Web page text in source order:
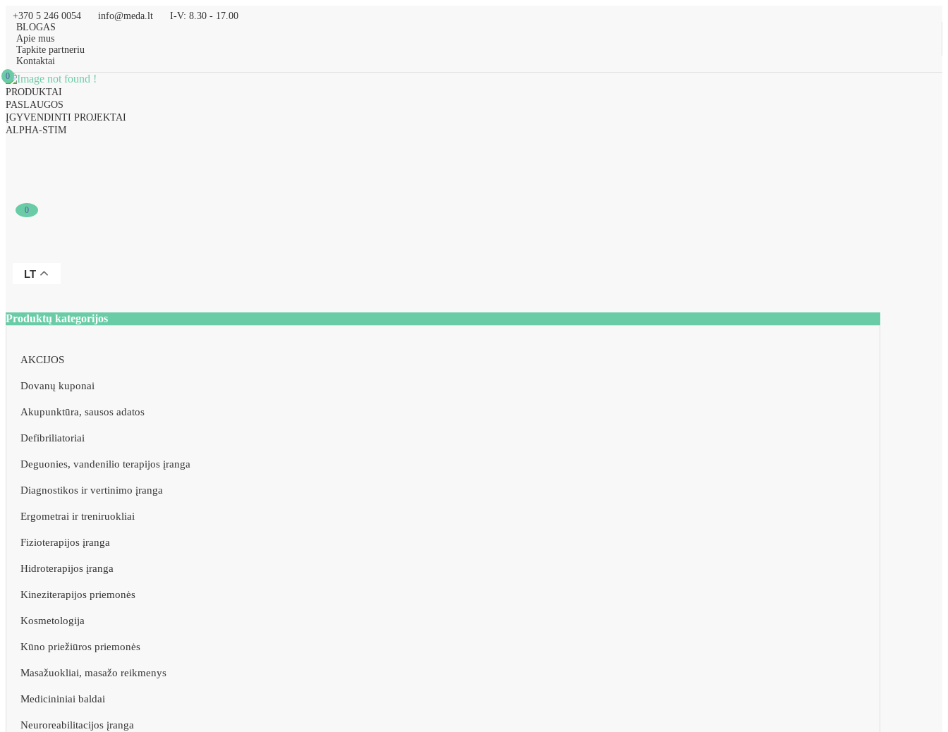
+370 5 246 0054 info@meda.lt
I-V: 8.30 - 17.00
BLOGAS
Apie mus
Tapkite partneriu
Kontaktai
PRODUKTAI
PASLAUGOS
ĮGYVENDINTI PROJEKTAI
ALPHA-STIM
0
0
LT
Produktų kategorijos
AKCIJOS
Dovanų kuponai
Akupunktūra, sausos adatos
Defibriliatoriai
Deguonies, vandenilio terapijos įranga
Diagnostikos ir vertinimo įranga
Ergometrai ir treniruokliai
Fizioterapijos įranga
Hidroterapijos įranga
Kineziterapijos priemonės
Kosmetologija
Kūno priežiūros priemonės
Masažuokliai, masažo reikmenys
Medicininiai baldai
Neuroreabilitacijos įranga